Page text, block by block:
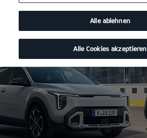
Alle ablehnen
Alle Cookies akzeptieren